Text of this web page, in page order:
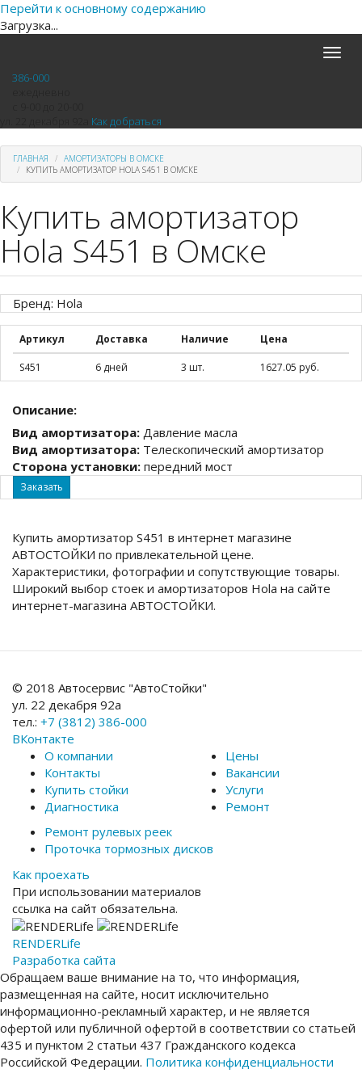
Перейти к основному содержанию
Загрузка...
Toggle
386-000
Как добраться
ГЛАВНАЯ
АМОРТИЗАТОРЫ В ОМСКЕ
КУПИТЬ АМОРТИЗАТОР HOLA S451 В ОМСКЕ
Купить амортизатор
Hola S451 в Омске
Бренд: Hola
Артикул Доставка Наличие Цена
S451 6 дней 3 шт. 1627.05 руб.
Описание:
Вид амортизатора: Давление масла
Вид амортизатора: Телескопический амортизатор
Сторона установки: передний мост
Заказать
Купить амортизатор S451 в интернет магазине
АВТОСТОЙКИ по привлекательной цене.
Характеристики, фотографии и сопутствующие товары.
Широкий выбор стоек и амортизаторов Hola на сайте
интернет-магазина АВТОСТОЙКИ.
© 2018 Автосервис "АвтоСтойки"
ул. 22 декабря 92а
тел.: +7 (3812) 386-000
ВКонтакте
О компании
Контакты
Купить стойки
Диагностика
Цены
Вакансии
Услуги
Ремонт
Ремонт рулевых реек
Проточка тормозных дисков
Как проехать
При использовании материалов
ссылка на сайт обязательна.
RENDERLife
Разработка сайта
Обращаем ваше внимание на то, что информация,
размещенная на сайте, носит исключительно
информационно-рекламный характер, и не является
офертой или публичной офертой в соответствии со статьей
435 и пунктом 2 статьи 437 Гражданского кодекса
Российской Федерации. Политика конфиденциальности